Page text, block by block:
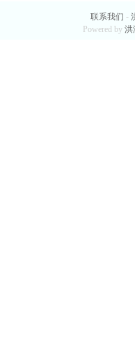
联系我们 -
Powered by 洪